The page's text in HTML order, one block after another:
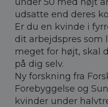
udsatte end deres
Er du en kvinde i
dit arbejdspres som
meget for højt, skal
på dig selv.
Ny forskning fra
Forebyggelse og
kvinder under